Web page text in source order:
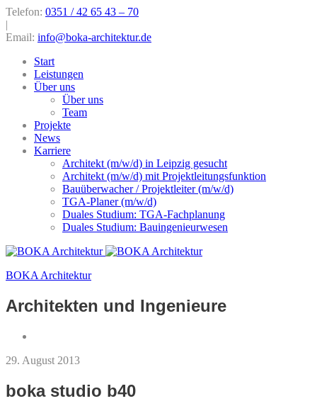
Telefon: 0351 / 42 65 43 – 70
|
Email: info@boka-architektur.de
Start
Leistungen
Über uns
Über uns
Team
Projekte
News
Karriere
Architekt (m/w/d) in Leipzig gesucht
Architekt (m/w/d) mit Projektleitungsfunktion
Bauüberwacher / Projektleiter (m/w/d)
TGA-Planer (m/w/d)
Duales Studium: TGA-Fachplanung
Duales Studium: Bauingenieurwesen
BOKA Architektur
Architekten und Ingenieure
29. August 2013
boka studio b40